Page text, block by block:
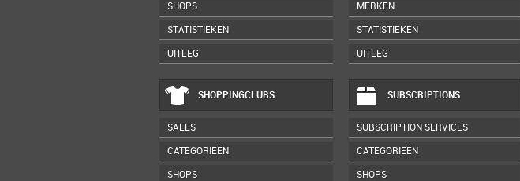
SHOPS
STATISTIEKEN
UITLEG
MERKEN
STATISTIEKEN
UITLEG
SHOPPINGCLUBS
SALES
CATEGORIEËN
SHOPS
SUBSCRIPTIONS
SUBSCRIPTION SERVICES
CATEGORIEËN
SHOPS